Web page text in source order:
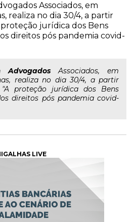
Associados, em
realiza no dia 30/4, a partir
proteção jurídica dos Bens
direitos pós pandemia covid-
Advogados Associados, em
realiza no dia 30/4, a partir
proteção jurídica dos Bens
direitos pós pandemia covid-
LIVE